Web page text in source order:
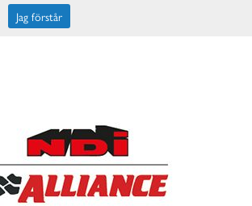
Jag förstår